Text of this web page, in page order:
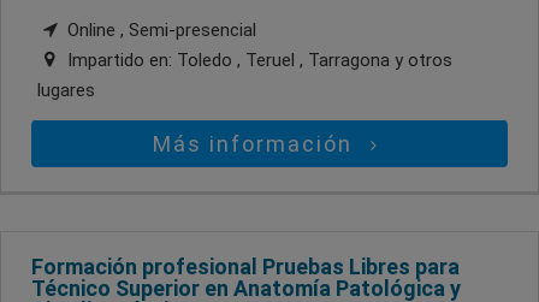
Online , Semi-presencial
Impartido en: Toledo , Teruel , Tarragona y otros
lugares
Más información
Formación profesional Pruebas Libres para
Técnico Superior en Anatomía Patológica y